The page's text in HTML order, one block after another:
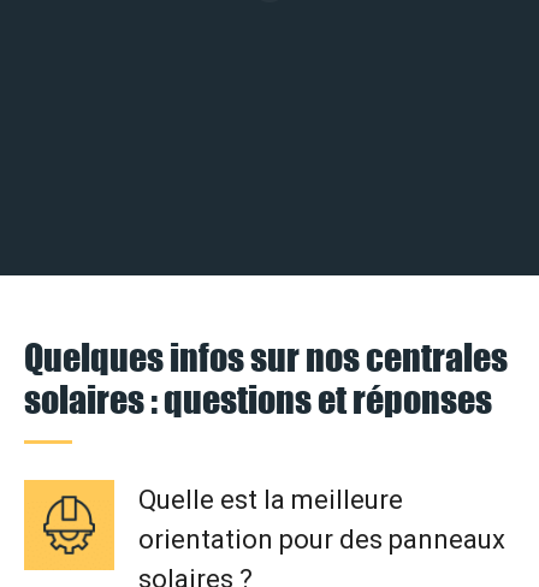
Quelques infos sur nos centrales
solaires : questions et réponses
Quelle est la meilleure
orientation pour des panneaux
solaires ?